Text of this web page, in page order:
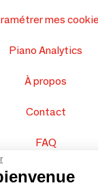
mes
Piano Analytics
À propos
Contact
FAQ
vos produits